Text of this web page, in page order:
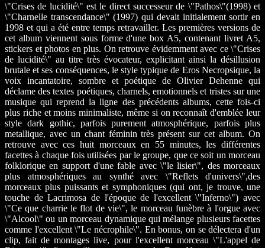
\"Crises de lucidité\" est le direct successeur de \"Pathos\"(1998) et
\"Charnelle transcendance\" (1997) qui devait initialement sortir en
1998 et qui a été entre temps retravailler. Les premières versions de
cet album viennent sous forme d'une box A5, contenant livret A5,
stickers et photos en plus. On retrouve évidemment avec ce \"Crises
de lucidité\" au titre très évocateur, explicitant ainsi la désillusion
brutale et ses conséquences, le style typique de Eros Necropsique, la
voix incantatoire, sombre et poétique de Olivier Dehenne qui
déclame des textes poétiques, charnels, emotionnels et tristes sur une
musique qui reprend la ligne des précédents albums, cette fois-ci
plus riche et moins minimaliste, même si on reconnaît d'emblée leur
style dark gothic, parfois purement atmosphérique, parfois plus
metallique, avec un chant féminin très présent sur cet album. On
retrouve avec ces huit morceaux en 55 minutes, les différentes
facettes à chaque fois utilisées par le groupe, que ce soit un morceau
folklorique en support d'une fable avec \"le lisier\", des morceaux
plus atmosphériques au synthé avec \"Reflets d'univers\",des
morceaux plus puissants et symphoniques (qui ont, je trouve, une
touche de Lacrimosa de l'époque de l'excellent \"Inferno\") avec
\"Ce que charrie le flot de vie\", le morceau funèbre à l'orgue avec
\"Alcool\" ou un morceau dynamique qui mélange plusieurs facettes
comme l'excellent \"Le nécrophile\". En bonus, on se délectera d'un
clip, fait de montages live, pour l'excellent morceau \"L'appel de